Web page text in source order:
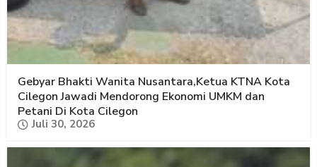
Gebyar Bhakti Wanita Nusantara,Ketua KTNA Kota
Cilegon Jawadi Mendorong Ekonomi UMKM dan
Petani Di Kota Cilegon
Juli 30, 2026